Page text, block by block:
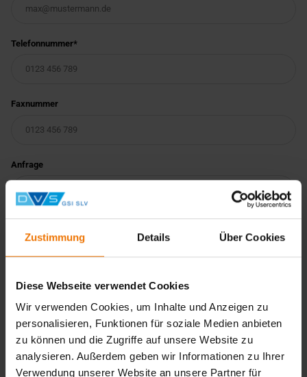
Zustimmung Details Über Cookies
Diese Webseite verwendet Cookies
Wir verwenden Cookies, um Inhalte und Anzeigen zu
personalisieren, Funktionen für soziale Medien anbieten
zu können und die Zugriffe auf unsere Website zu
analysieren. Außerdem geben wir Informationen zu Ihrer
Verwendung unserer Website an unsere Partner für
Telefonnummer
Faxnummer
Anfrage
Wir verarbeiten Ihre personenbezogenen Daten
datenschutzkonform. Weitere Informationen finden Sie in
Datenschutzerklärung